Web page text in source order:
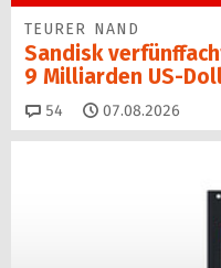
TEURER NAND
Sandisk
9 Milliarden US-
54 Kommentare
07.08.2026